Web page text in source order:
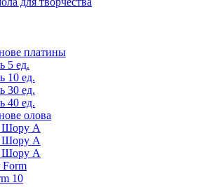
платины
5 ед.
10 ед.
30 ед.
40 ед.
олова
Шору А
Шору А
Шору А
Form
10